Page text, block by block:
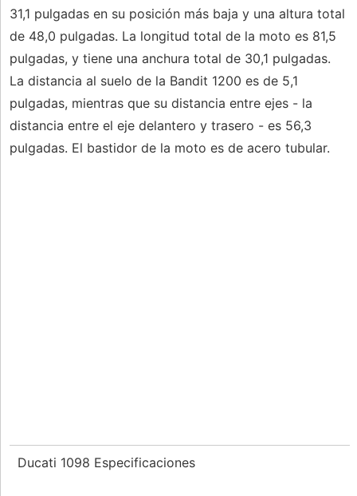
31,1 pulgadas en su posición más baja y una altura total
de 48,0 pulgadas. La longitud total de la moto es 81,5
pulgadas, y tiene una anchura total de 30,1 pulgadas.
La distancia al suelo de la Bandit 1200 es de 5,1
pulgadas, mientras que su distancia entre ejes - la
distancia entre el eje delantero y trasero - es 56,3
pulgadas. El bastidor de la moto es de acero tubular.
Ducati 1098 Especificaciones